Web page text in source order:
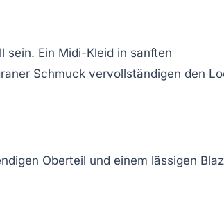
Ein Midi-Kleid in sanften
Schmuck vervollständigen den
Oberteil und einem lässigen